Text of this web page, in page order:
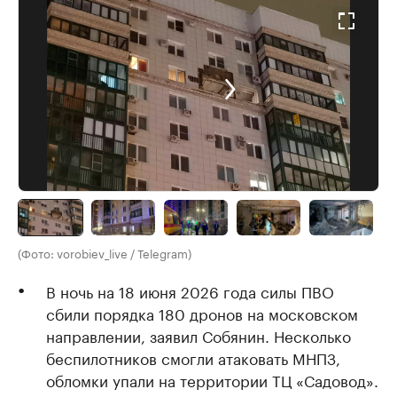
(Фото: vorobiev_live / Telegram)
В ночь на 18 июня 2026 года силы ПВО
сбили порядка 180 дронов на московском
направлении, заявил Собянин. Несколько
беспилотников смогли атаковать МНПЗ,
обломки упали на территории ТЦ «Садовод».